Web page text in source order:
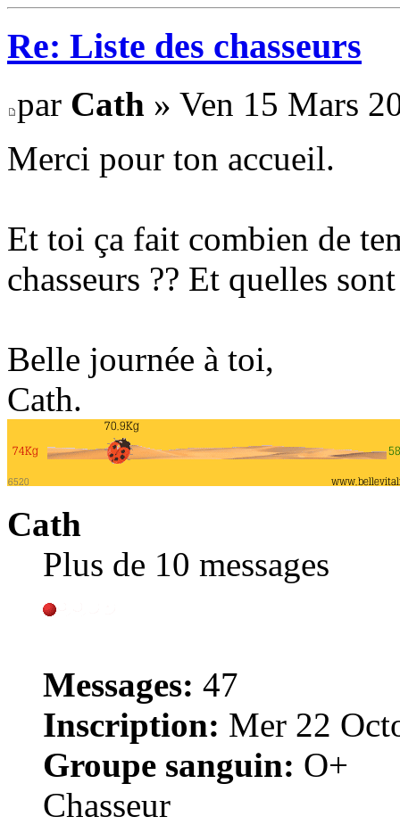
Re: Liste des chasseurs
par Cath » Ven 15 Mars
Merci pour ton accueil.
Et toi ça fait combien de
chasseurs ?? Et quelles
Belle journée à toi,
Cath.
Cath
Plus de 10 messages
Messages: 47
Inscription: Mer 22
Groupe sanguin: O+
Chasseur